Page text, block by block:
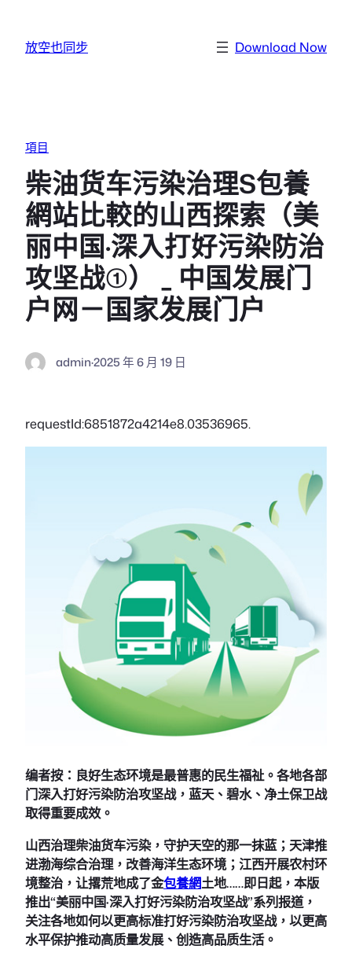
放空也同步 Download Now
項目
柴油货车污染治理S包養
網站比較的山西探索（美
丽中国·深入打好污染防治
攻坚战①） _ 中国发展门
户网－国家发展门户
admin·2025 年 6 月 19 日
requestId:6851872a4214e8.03536965.
编者按：良好生态环境是最普惠的民生福祉。各地各部
门深入打好污染防治攻坚战，蓝天、碧水、净土保卫战
取得重要成效。
山西治理柴油货车污染，守护天空的那一抹蓝；天津推
进渤海综合治理，改善海洋生态环境；江西开展农村环
境整治，让撂荒地成了金包養網土地……即日起，本版
推出“美丽中国·深入打好污染防治攻坚战”系列报道，
关注各地如何以更高标准打好污染防治攻坚战，以更高
水平保护推动高质量发展、创造高品质生活。